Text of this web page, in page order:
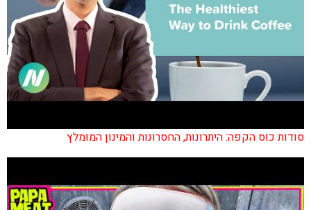
סודות כוס הקפה: היתרונות, החסרונות והמינון המומלץ